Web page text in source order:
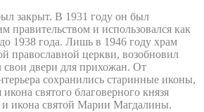
закрыт. В 1931 году он был
правительством и использовался как
1938 года. Лишь в 1946 году храм
православной церкви, возобновил
свои двери для прихожан. От
сохранились старинные иконы,
святого благоверного князя
и икона святой Марии Магдалины.